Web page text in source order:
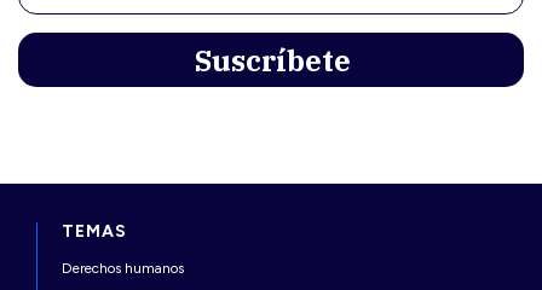
TEMAS
Derechos humanos